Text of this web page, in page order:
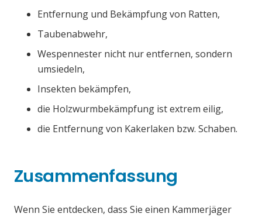
Entfernung und Bekämpfung von Ratten,
Taubenabwehr,
Wespennester nicht nur entfernen, sondern
umsiedeln,
Insekten bekämpfen,
die Holzwurmbekämpfung ist extrem eilig,
die Entfernung von Kakerlaken bzw. Schaben.
Zusammenfassung
Wenn Sie entdecken, dass Sie einen Kammerjäger